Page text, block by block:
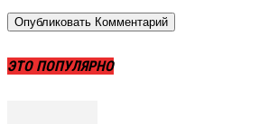
ЭТО ПОПУЛЯРНО